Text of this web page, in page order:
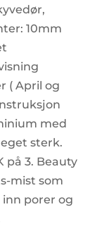
10mm
( April og
med
sterk.
på 3. Beauty
mist som
porer og